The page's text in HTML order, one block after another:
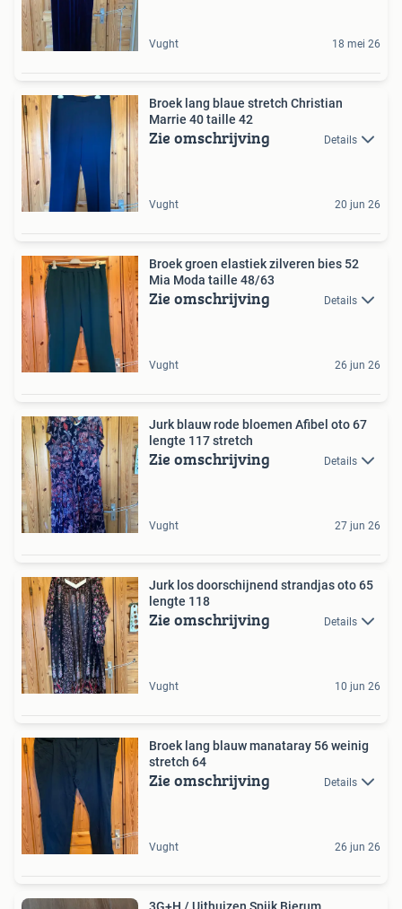
Vught 18 mei 26
Broek lang blaue stretch Christian
Marrie 40 taille 42
Zie omschrijving Details
Vught 20 jun 26
Broek groen elastiek zilveren bies 52
Mia Moda taille 48/63
Zie omschrijving Details
Vught 26 jun 26
Jurk blauw rode bloemen Afibel oto 67
lengte 117 stretch
Zie omschrijving Details
Vught 27 jun 26
Jurk los doorschijnend strandjas oto 65
lengte 118
Zie omschrijving Details
Vught 10 jun 26
Broek lang blauw manataray 56 weinig
stretch 64
Zie omschrijving Details
Vught 26 jun 26
3G+H / Uithuizen Spijk Bierum